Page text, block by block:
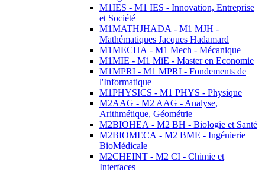
M1IES - M1 IES - Innovation, Entreprise
et Société
M1MATHJHADA - M1 MJH -
Mathématiques Jacques Hadamard
M1MECHA - M1 Mech - Mécanique
M1MIE - M1 MiE - Master en Economie
M1MPRI - M1 MPRI - Fondements de
l'Informatique
M1PHYSICS - M1 PHYS - Physique
M2AAG - M2 AAG - Analyse,
Arithmétique, Géométrie
M2BIOHEA - M2 BH - Biologie et Santé
M2BIOMECA - M2 BME - Ingénierie
BioMédicale
M2CHEINT - M2 CI - Chimie et
Interfaces